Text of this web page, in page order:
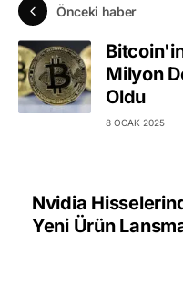
Önceki haber
Milyon
Oldu
8 OCAK 2025
Nvidia
Yeni Ürün